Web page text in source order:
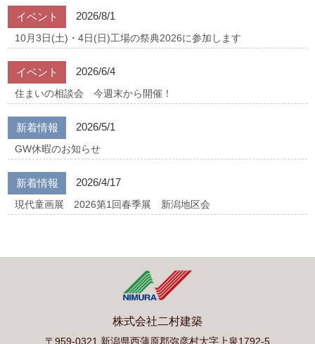
イベント 2026/8/1
10月3日(土)・4日(日)工場の祭典2026に参加します
イベント 2026/6/4
住まいの相談会 今週末から開催！
新着情報 2026/5/1
GW休暇のお知らせ
新着情報 2026/4/17
現代童画展 2026第1回春季展 新潟地区会
株式会社二村建築
〒959-0321 新潟県西蒲原郡弥彦村大字上泉1792-5